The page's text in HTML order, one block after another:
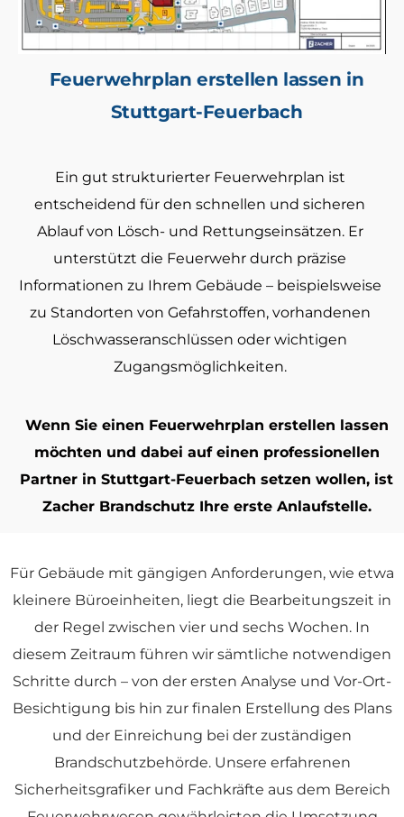
Feuerwehrplan erstellen lassen in
Stuttgart-Feuerbach
Ein gut strukturierter Feuerwehrplan ist
entscheidend für den schnellen und sicheren
Ablauf von Lösch- und Rettungseinsätzen. Er
unterstützt die Feuerwehr durch präzise
Informationen zu Ihrem Gebäude – beispielsweise
zu Standorten von Gefahrstoffen, vorhandenen
Löschwasseranschlüssen oder wichtigen
Zugangsmöglichkeiten.
Wenn Sie einen Feuerwehrplan erstellen lassen
möchten und dabei auf einen professionellen
Partner in Stuttgart-Feuerbach setzen wollen, ist
Zacher Brandschutz Ihre erste Anlaufstelle.
Für Gebäude mit gängigen Anforderungen, wie etwa
kleinere Büroeinheiten, liegt die Bearbeitungszeit in
der Regel zwischen vier und sechs Wochen. In
diesem Zeitraum führen wir sämtliche notwendigen
Schritte durch – von der ersten Analyse und Vor-Ort-
Besichtigung bis hin zur finalen Erstellung des Plans
und der Einreichung bei der zuständigen
Brandschutzbehörde. Unsere erfahrenen
Sicherheitsgrafiker und Fachkräfte aus dem Bereich